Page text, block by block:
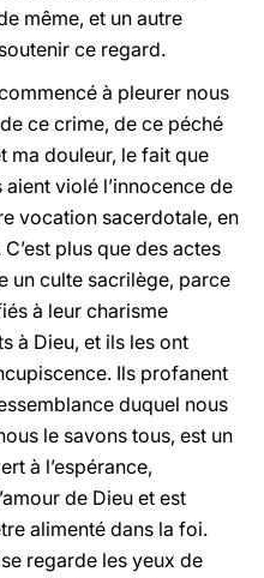
même, et un autre
ce regard.
à pleurer nous
ce crime, de ce péché
ma douleur, le fait que
violé l’innocence de
vocation sacerdotale, en
plus que des actes
un culte sacrilège, parce
à leur charisme
à Dieu, et ils les ont
Ils profanent
duquel nous
le savons tous, est un
à l’espérance,
de Dieu et est
alimenté dans la foi.
regarde les yeux de